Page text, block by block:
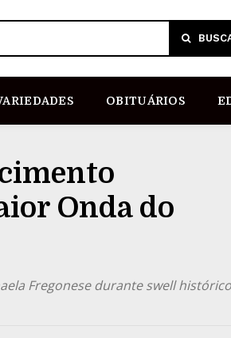
OBITUÁRIOS
Onda do
Fregonese durante swell histórico